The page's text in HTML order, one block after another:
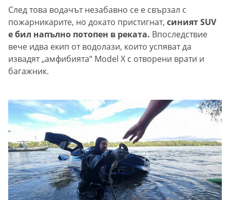
След това водачът незабавно се е свързал с
пожарникарите, но докато пристигнат, синият SUV
е бил напълно потопен в реката. Впоследствие
вече идва екип от водолази, които успяват да
извадят „амфибията“ Model X с отворени врати и
багажник.